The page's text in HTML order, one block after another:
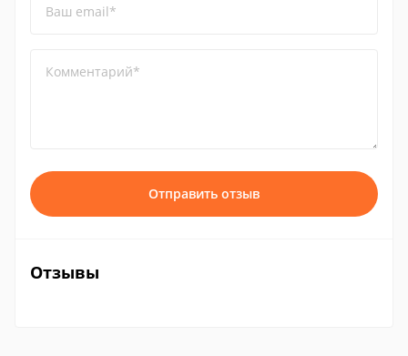
Ваш email*
Комментарий*
Отправить отзыв
Отзывы